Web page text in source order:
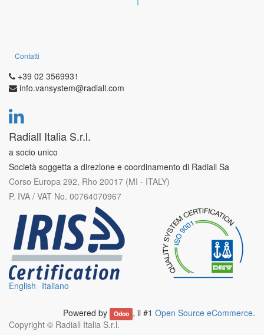
Contatti
+39 02 3569931
info.vansystem@radiall.com
Radiall Italia S.r.l.
a socio unico
Società soggetta a direzione e coordinamento di Radiall Sa
Corso Europa 292, Rho 20017 (MI - ITALY)
P. IVA / VAT No. 00764070967
English Italiano
Powered by Odoo , il #1 Open Source eCommerce.
Copyright © Radiall Italia S.r.l.